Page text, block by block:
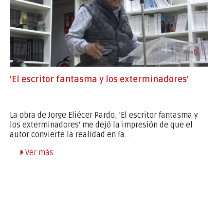
'El escritor fantasma y los exterminadores'
La obra de Jorge Eliécer Pardo, 'El escritor fantasma y
los exterminadores' me dejó la impresión de que el
autor convierte la realidad en fa...
Ver más